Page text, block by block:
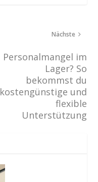
Nächste
Personalmangel im
Lager? So
bekommst du
kostengünstige und
flexible
Unterstützung